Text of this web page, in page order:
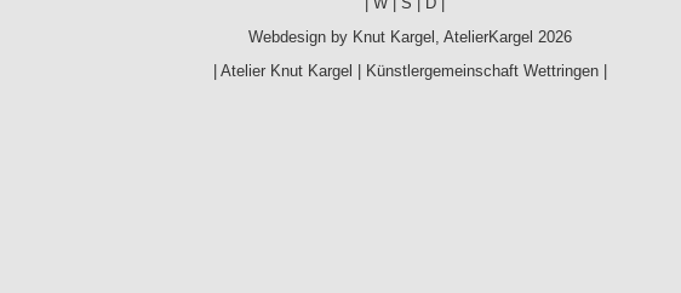
Webdesign by Knut Kargel , AtelierKargel 2026
Atelier Knut Kargel Künstlergemeinschaft Wettringen|